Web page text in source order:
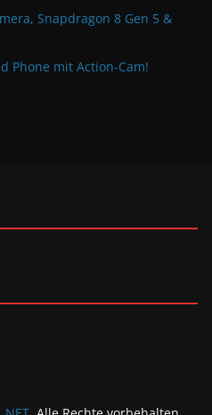
Snapdragon 8 Gen 5 &
Phone mit Action-Cam!